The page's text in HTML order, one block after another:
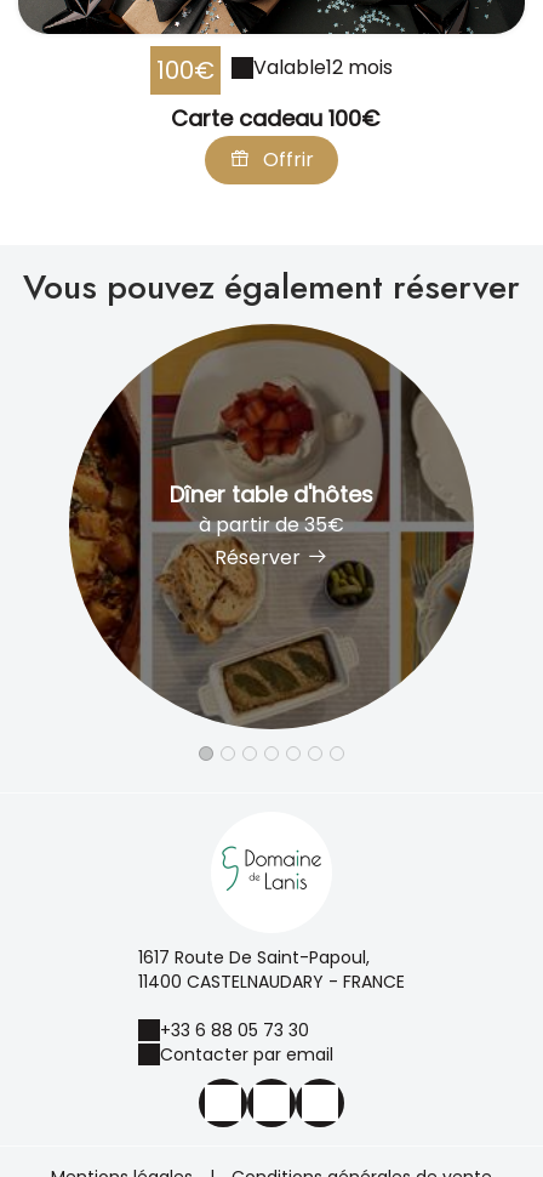
100€ Valable12 mois
Carte cadeau 100€
Offrir
Vous pouvez également réserver
Dîner table d'hôtes
à partir de 35€
Réserver
1617 Route De Saint-Papoul,
11400 CASTELNAUDARY - FRANCE
+33 6 88 05 73 30
Contacter par email